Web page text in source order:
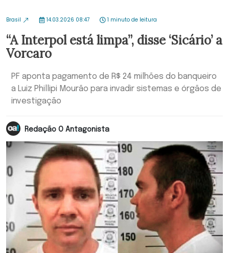
Brasil 14.03.2026 08:47 1 minuto de leitura
“A Interpol está limpa”, disse ‘Sicário’ a
Vorcaro
PF aponta pagamento de R$ 24 milhões do banqueiro
a Luiz Phillipi Mourão para invadir sistemas e órgãos de
investigação
Redação O Antagonista